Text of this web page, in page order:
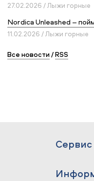
27.02.2026 / Лыжи горные
Nordica Unleashed –
11.02.2026 / Лыжи горные
Все новости/RSS